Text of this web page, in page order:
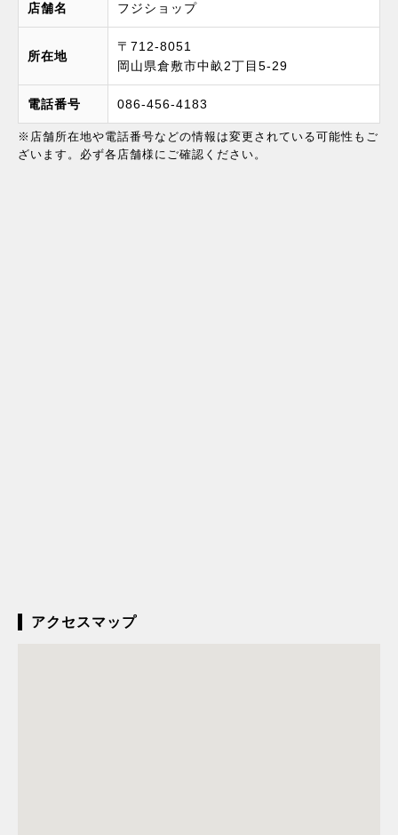
店舗名 フジショップ
所在地
〒712-8051
岡山県倉敷市中畝2丁目5-29
電話番号 086-456-4183
※店舗所在地や電話番号などの情報は変更されている可能性もご
ざいます。必ず各店舗様にご確認ください。
アクセスマップ